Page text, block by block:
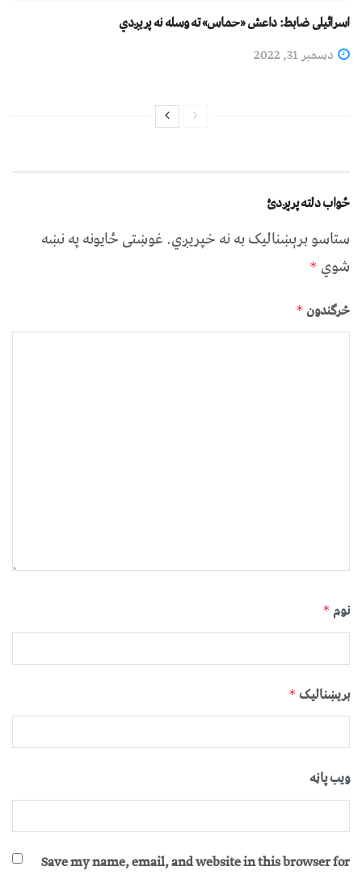
اسرائیلی ضابط: داعش «حماس» ته وسله نه پریږدي
دسمبر 31, 2022
ځواب دلته پرېږدئ
ستاسو برېښناليک به نه خپريږي.غوښتى ځایونه په نښه
شوي *
څرگندون *
نوم *
بریښنالیک *
ویب پاڼه
Save my name, email, and website in this browser for